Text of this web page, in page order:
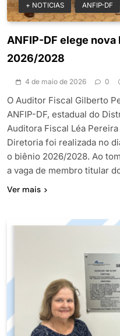
+ NOTICIAS ANFIP-DF
ANFIP-DF elege
2026/2028
4 de maio de 2026 0
O Auditor Fiscal Gilberto
ANFIP-DF, estadual do
Auditora Fiscal Léa
Diretoria foi realizada no
o biênio 2026/2028. Ao
a vaga de membro titular
Ver mais